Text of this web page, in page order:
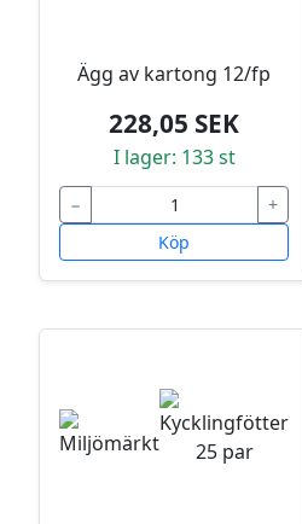
Ägg av kartong 12/fp
228,05 SEK
I lager: 133 st
−
+
Köp